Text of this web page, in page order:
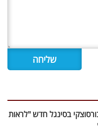
בסינגל חדש "לראות